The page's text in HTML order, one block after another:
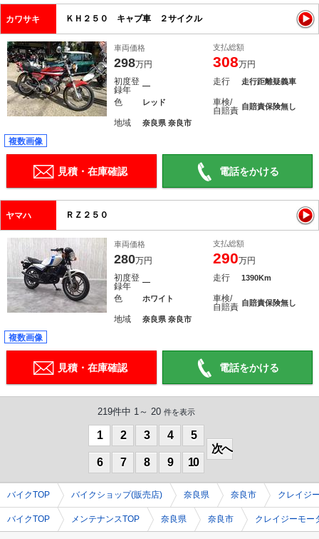
カワサキ ＫＨ２５０ キャブ車 ２サイクル
車両価格
298万円
支払総額
308万円
初度登
録年
― 走行 走行距離疑義車
色 レッド
車検/
自賠責 自賠責保険無し
地域 奈良県 奈良市
複数画像
見積・在庫確認 電話をかける
ヤマハ ＲＺ２５０
車両価格
280万円
支払総額
290万円
初度登
録年
― 走行 1390Km
色 ホワイト
車検/
自賠責 自賠責保険無し
地域 奈良県 奈良市
複数画像
見積・在庫確認 電話をかける
219件中 1～ 20 件を表示
1 2 3 4 5
6 7 8 9 10
次へ
バイクTOP バイクショップ(販売店) 奈良県 奈良市 クレイジ
バイクTOP メンテナンスTOP 奈良県 奈良市 クレイジーモー